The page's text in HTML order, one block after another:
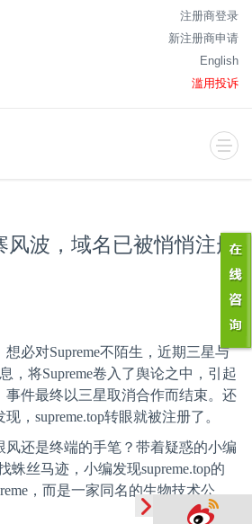
注册商登录
新注册商申请
English
滥用投诉
风波，域名已被悄悄注册
想必对Supreme不陌生，近期三星与
，将Supreme卷入了舆论之中，引起
事件最终以三星取消合作而结束。还
，supreme.top转眼就被注册了。
风还是终端的手笔？带着疑惑的小编
蛛丝马迹，小编发现supreme.top的
，而是一家同名的生物技术公